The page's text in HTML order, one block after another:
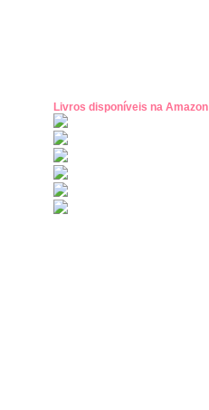
Livros disponíveis na Amazon